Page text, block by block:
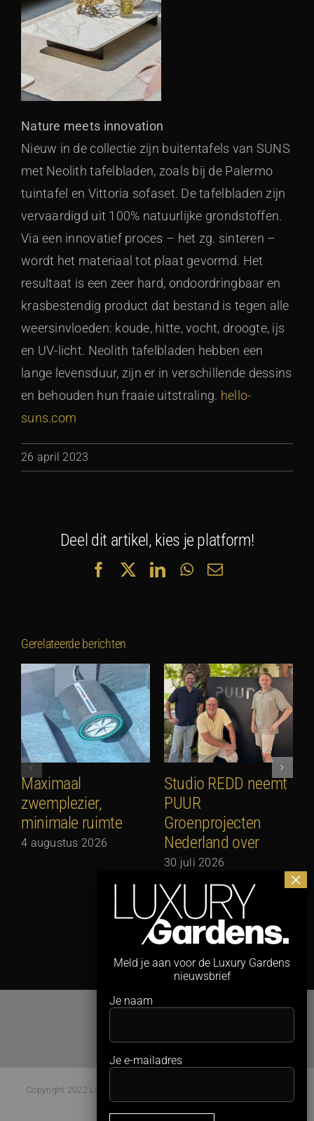
Nature meets innovation
Nieuw in de collectie zijn buitentafels van SUNS
met Neolith tafelbladen, zoals bij de Palermo
tuintafel en Vittoria sofaset. De tafelbladen zijn
vervaardigd uit 100% natuurlijke grondstoffen.
Via een innovatief proces – het zg. sinteren –
wordt het materiaal tot plaat gevormd. Het
resultaat is een zeer hard, ondoordringbaar en
krasbestendig product dat bestand is tegen alle
weersinvloeden: koude, hitte, vocht, droogte, ijs
en UV-licht. Neolith tafelbladen hebben een
lange levensduur, zijn er in verschillende dessins
en behouden hun fraaie uitstraling. hello-
suns.com
26 april 2023
Deel dit artikel, kies je platform!
FacebookLinkedInWhatsApp
E-
Gerelateerde berichten
Maximaal
zwemplezier,
minimale ruimte
4 augustus 2026
Studio REDD neemt
PUUR
Groenprojecten
Nederland over
30 juli 2026
Copyright 2022 Luxury Gardens Magazine | All Rights Reserved |
Meld je aan voor de Luxury Gardens
nieuwsbrief
Je naam
Je e-mailadres